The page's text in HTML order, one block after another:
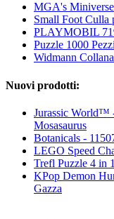
MGA's Miniverse
Small Foot
PLAYMOBIL
Puzzle 1000
Widmann
Nuovi prodotti:
Jurassic World™
Mosasaurus
Botanicals -
LEGO Speed
Trefl Puzzle 4 in
KPop Demon
Gazza